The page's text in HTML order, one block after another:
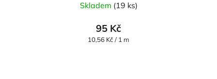
hodnocení
produktu
je
Skladem (19 ks)
95 Kč
Měrná
10,56 Kč / 1 m